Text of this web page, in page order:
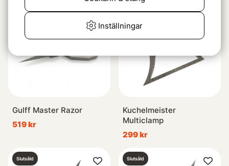
Slutsåld
Gulff Master Razor
519 kr
Kuchelmeister
Multiclamp
299 kr
Slutsåld Slutsåld
Inställningar